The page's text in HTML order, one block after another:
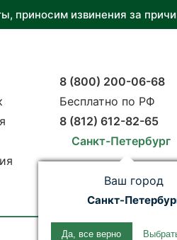
приносим извинения за
8 (800) 200-06-68
Бесплатно по РФ
8 (812) 612-82-65
Санкт-Петербург
Ваш город
Санкт-
Да, все верно